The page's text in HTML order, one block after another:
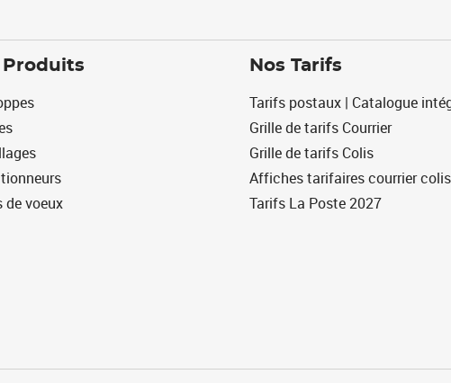
Produits
de voeux
Nos Tarifs
Tarifs postaux | Catalogue
Grille de tarifs Courrier
Grille de tarifs Colis
Affiches tarifaires courrier colis
Tarifs La Poste 2027